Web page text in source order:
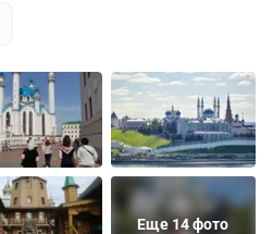
Еще 14 фото